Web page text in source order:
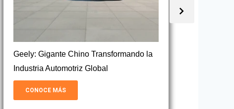
Geely: Gigante Chino Transformando la
Industria Automotriz Global
CONOCE MÁS